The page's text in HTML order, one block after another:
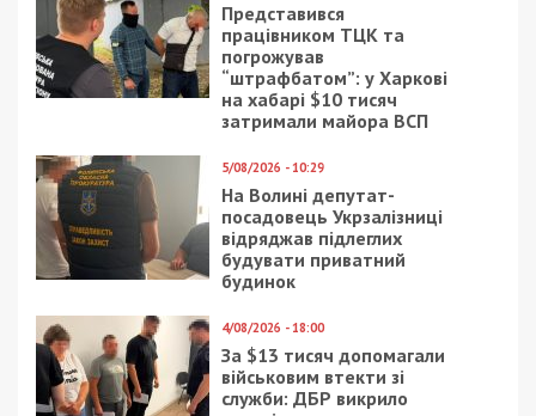
Представився
працівником ТЦК та
погрожував
“штрафбатом”: у Харкові
на хабарі $10 тисяч
затримали майора ВСП
5/08/2026 - 10:29
На Волині депутат-
посадовець Укрзалізниці
відряджав підлеглих
будувати приватний
будинок
4/08/2026 - 18:00
За $13 тисяч допомагали
військовим втекти зі
служби: ДБР викрило